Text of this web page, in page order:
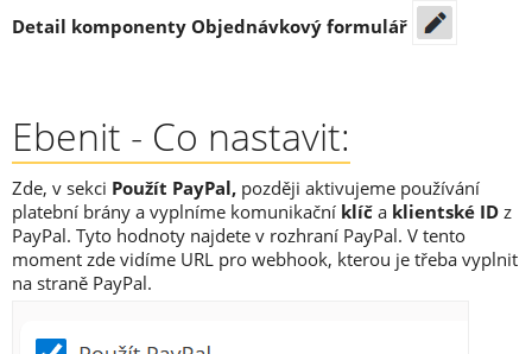
Detail komponenty Objednávkový formulář
Ebenit - Co nastavit:
Zde, v sekci Použít PayPal, později aktivujeme používání
platební brány a vyplníme komunikační klíč a klientské ID z
PayPal. Tyto hodnoty najdete v rozhraní PayPal. V tento
moment zde vidíme URL pro webhook, kterou je třeba vyplnit
na straně PayPal.